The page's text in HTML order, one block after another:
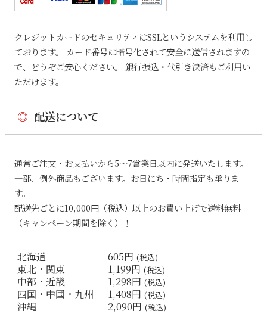
クレジットカードのセキュリティはSSLというシステムを利用し
ております。 カード番号は暗号化されて安全に送信されますの
で、どうぞご安心ください。 銀行振込・代引き決済もご利用い
ただけます。
◎ 配送について
通常ご注文・お支払いから5〜7営業日以内に発送いたします。
一部、例外商品もございます。お日にち・時間指定も承りま
す。
配送先ごとに10,000円（税込）以上のお買い上げで送料無料
（キャンペーン期間を除く）！
北海道 605円 (税込)
東北・関東 1,199円 (税込)
中部・近畿 1,298円 (税込)
四国・中国・九州 1,408円 (税込)
沖縄 2,090円 (税込)